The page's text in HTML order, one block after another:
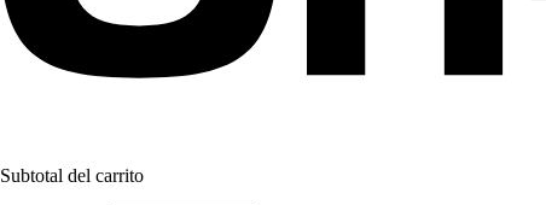
Subtotal del carrito